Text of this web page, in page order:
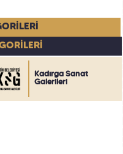
Kadırga Sanat
Galerileri